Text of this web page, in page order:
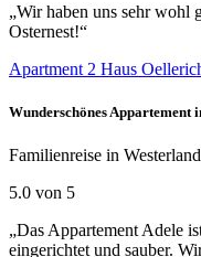
„Wir haben uns sehr wohl
Osternest!“
Apartment 2 Haus
Wunderschönes Appartement
Familienreise in Westerland
5.0 von 5
„Das Appartement Adele
eingerichtet und sauber.